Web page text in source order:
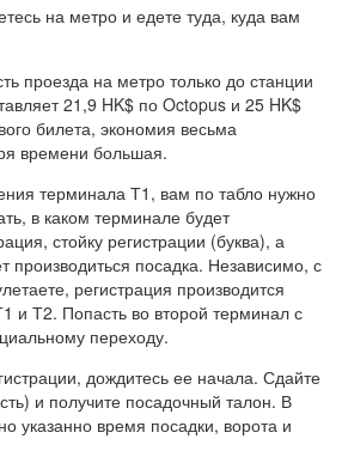
на метро и едете туда, куда вам
проезда на метро только до станции
21,9 HK$ по Octopus и 25 HK$
билета, экономия весьма
времени большая.
терминала Т1, вам по табло нужно
в каком терминале будет
стойку регистрации (буква), а
производиться посадка. Независимо, с
регистрация производится
и Т2. Попасть во второй терминал с
переходу.
дождитесь ее начала. Сдайте
и получите посадочный талон. В
указанно время посадки, ворота и